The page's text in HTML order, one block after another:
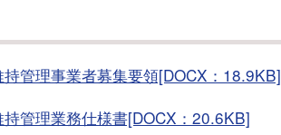
管理事業者募集要領[DOCX：18.9KB]
管理業務仕様書[DOCX：20.6KB]